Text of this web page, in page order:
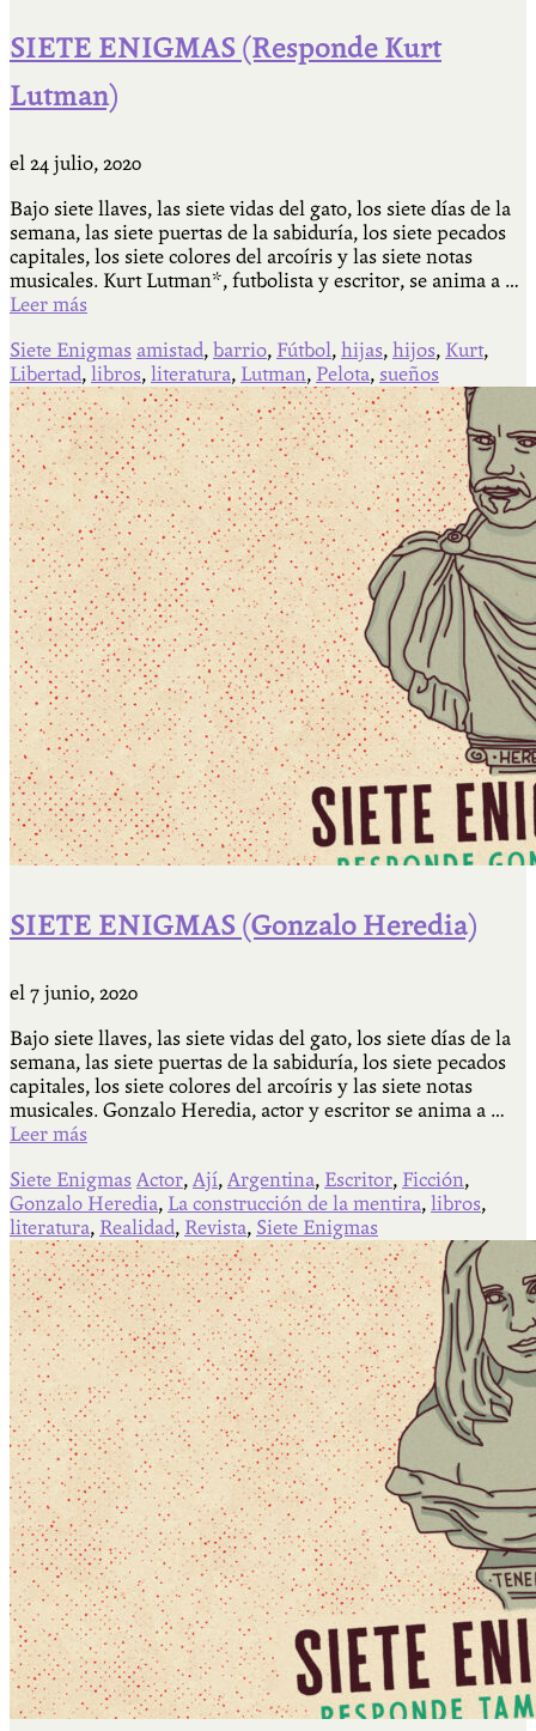
SIETE ENIGMAS (Responde Kurt
Lutman)
el 24 julio, 2020
Bajo siete llaves, las siete vidas del gato, los siete días de la
semana, las siete puertas de la sabiduría, los siete pecados
capitales, los siete colores del arcoíris y las siete notas
musicales. Kurt Lutman*, futbolista y escritor, se anima a …
Leer más
Siete Enigmas amistad, barrio, Fútbol, hijas, hijos, Kurt,
Libertad, libros, literatura, Lutman, Pelota, sueños
SIETE ENIGMAS (Gonzalo Heredia)
el 7 junio, 2020
Bajo siete llaves, las siete vidas del gato, los siete días de la
semana, las siete puertas de la sabiduría, los siete pecados
capitales, los siete colores del arcoíris y las siete notas
musicales. Gonzalo Heredia, actor y escritor se anima a …
Leer más
Siete Enigmas Actor, Ají, Argentina, Escritor, Ficción,
Gonzalo Heredia, La construcción de la mentira, libros,
literatura, Realidad, Revista, Siete Enigmas